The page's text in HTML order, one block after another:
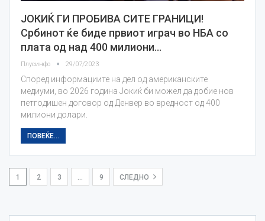
ЈОКИЌ ГИ ПРОБИВА СИТЕ ГРАНИЦИ!
Србинот ќе биде првиот играч во НБА со
плата од над 400 милиони…
Плусинфо 29/07/2023
Според информациите на дел од американските
медиуми, во 2026 година Јокиќ би можел да добие нов
петгодишен договор од Денвер во вредност од 400
милиони долари.
ПОВЕЌЕ...
1 2 3 9 СЛЕДНО